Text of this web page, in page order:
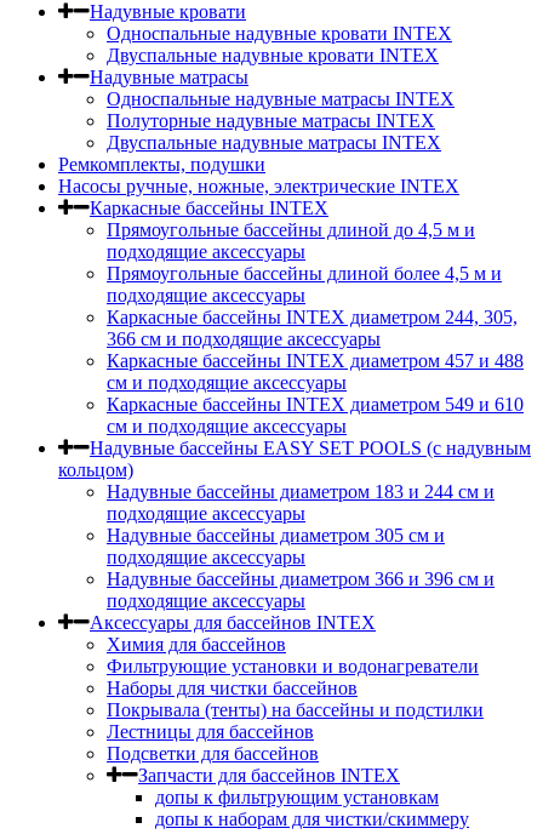
Надувные кровати
Односпальные надувные кровати INTEX
Двуспальные надувные кровати INTEX
Надувные матрасы
Односпальные надувные матрасы INTEX
Полуторные надувные матрасы INTEX
Двуспальные надувные матрасы INTEX
Ремкомплекты, подушки
Насосы ручные, ножные, электрические INTEX
Каркасные бассейны INTEX
Прямоугольные бассейны длиной до 4,5 м и
подходящие аксессуары
Прямоугольные бассейны длиной более 4,5 м и
подходящие аксессуары
Каркасные бассейны INTEX диаметром 244, 305,
366 см и подходящие аксессуары
Каркасные бассейны INTEX диаметром 457 и 488
cм и подходящие аксессуары
Каркасные бассейны INTEX диаметром 549 и 610
см и подходящие аксессуары
Надувные бассейны EASY SET POOLS (с надувным
кольцом)
Надувные бассейны диаметром 183 и 244 см и
подходящие аксессуары
Надувные бассейны диаметром 305 см и
подходящие аксессуары
Надувные бассейны диаметром 366 и 396 см и
подходящие аксессуары
Аксессуары для бассейнов INTEX
Химия для бассейнов
Фильтрующие установки и водонагреватели
Наборы для чистки бассейнов
Покрывала (тенты) на бассейны и подстилки
Лестницы для бассейнов
Подсветки для бассейнов
Запчасти для бассейнов INTEX
допы к фильтрующим установкам
допы к наборам для чистки/скиммеру